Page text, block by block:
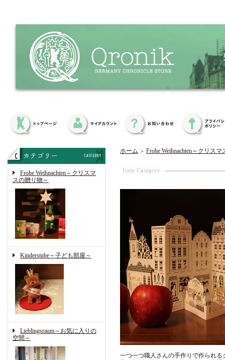
Frohe Weihnachten～クリスマ
スの贈り物～
Kinderstube～子ども部屋～
Lieblingsraum～お気に入りの
空間～
ホーム ＞ Frohe Weihnachten～クリス
一つ一つ職人さんの手作りで作られ